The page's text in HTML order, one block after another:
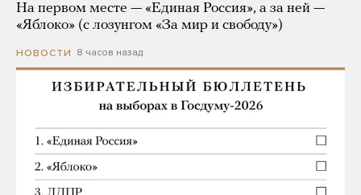
На первом месте — «Единая Россия», а за ней —
«Яблоко» (с лозунгом «За мир и свободу»)
НОВОСТИ 8 часов назад